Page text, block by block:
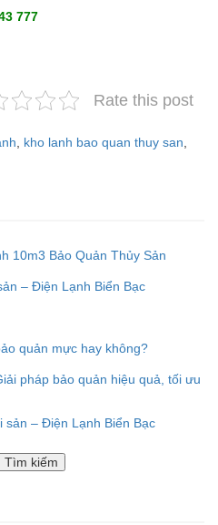
777
Rate this post
kho lanh bao quan thuy san
10m3 Bảo Quản Thủy Sản
– Điện Lạnh Biển Bạc
quản mực hay không?
pháp bảo quản hiệu quả, tối ưu
sản – Điện Lạnh Biển Bạc